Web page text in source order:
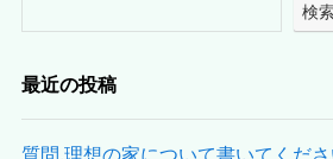
検
最近の投稿
質問.理想の家について書いてくださ